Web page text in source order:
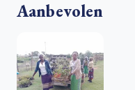
Aanbevolen